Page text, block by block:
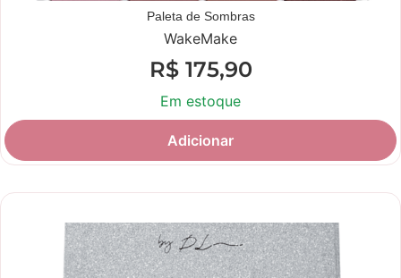
Paleta de Sombras
WakeMake
R$175,90
Em estoque
Adicionar